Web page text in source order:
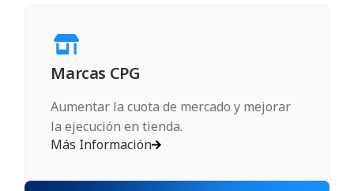
Marcas CPG
Aumentar la cuota de mercado y mejorar
la ejecución en tienda.
Más Información